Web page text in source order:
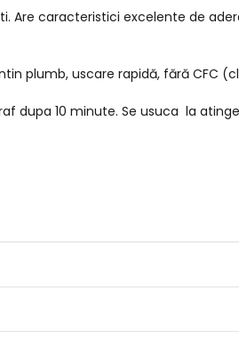
Are caracteristici excelente de
plumb, uscare rapidă, fără CFC
dupa 10 minute. Se usuca la